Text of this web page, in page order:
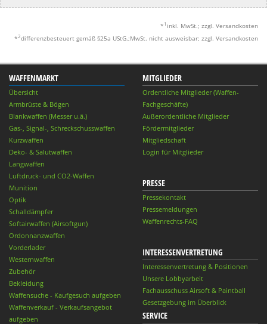
* 1 inkl. MwSt.; zzgl. Versandkosten
*2differenzbesteuert gemäß §25a UStG.;MwSt. nicht ausweisbar; zzgl. Versandkosten
WAFFENMARKT
Übersicht
Armbrüste & Bögen
Blankwaffen (Messer u.ä.)
Gas-, Signal-, Schreckschusswaffen
Kurzwaffen
Deko- & Salutwaffen
Langwaffen
Luftdruck- und CO2-Waffen
Munition
Optik
Schalldämpfer
Softairwaffen (Airsoftgun)
Ordonnanzwaffen
Vorderlader
Westernwaffen
Zubehör
Bekleidung
Waffensuche - Kaufgesuch aufgeben
Waffenverkauf - Verkaufsangebot
aufgeben
MITGLIEDER
Ordentliche Mitglieder (Waffen-
Fachgeschäfte)
Außerordentliche Mitglieder
Fördermitglieder
Mitgliedschaft
Login für Mitglieder
PRESSE
Pressekontakt
Pressemeldungen
Waffenrechts-FAQ
INTERESSENVERTRETUNG
Interessenvertretung & Positionen
Unsere Lobbyarbeit
Fachausschuss Airsoft & Paintball
Gesetzgebung im Überblick
SERVICE